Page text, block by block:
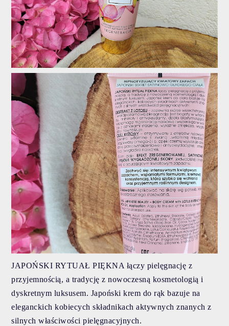
JAPOŃSKI RYTUAŁ PIĘKNA łączy pielęgnację z
przyjemnością, a tradycję z nowoczesną kosmetologią i
dyskretnym luksusem. Japoński krem do rąk bazuje na
eleganckich kobiecych składnikach aktywnych znanych z
silnych właściwości pielęgnacyjnych.